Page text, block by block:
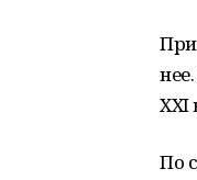
При
XXI
По